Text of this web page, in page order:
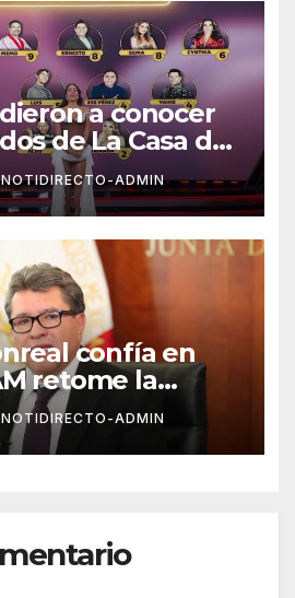
a conocer
de La Casa de
México 2026 en
NOTIDIRECTO-ADMIN
confía en
retome la
e inicie el
el diálogo
NOTIDIRECTO-ADMIN